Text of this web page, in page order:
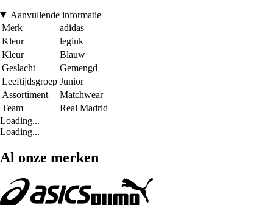
Aanvullende informatie
Merk
adidas
Kleur
legink
Kleur
Blauw
Geslacht
Gemengd
Leeftijdsgroep Junior
Assortiment
Matchwear
Team
Real Madrid
Loading...
Loading...
Al onze merken